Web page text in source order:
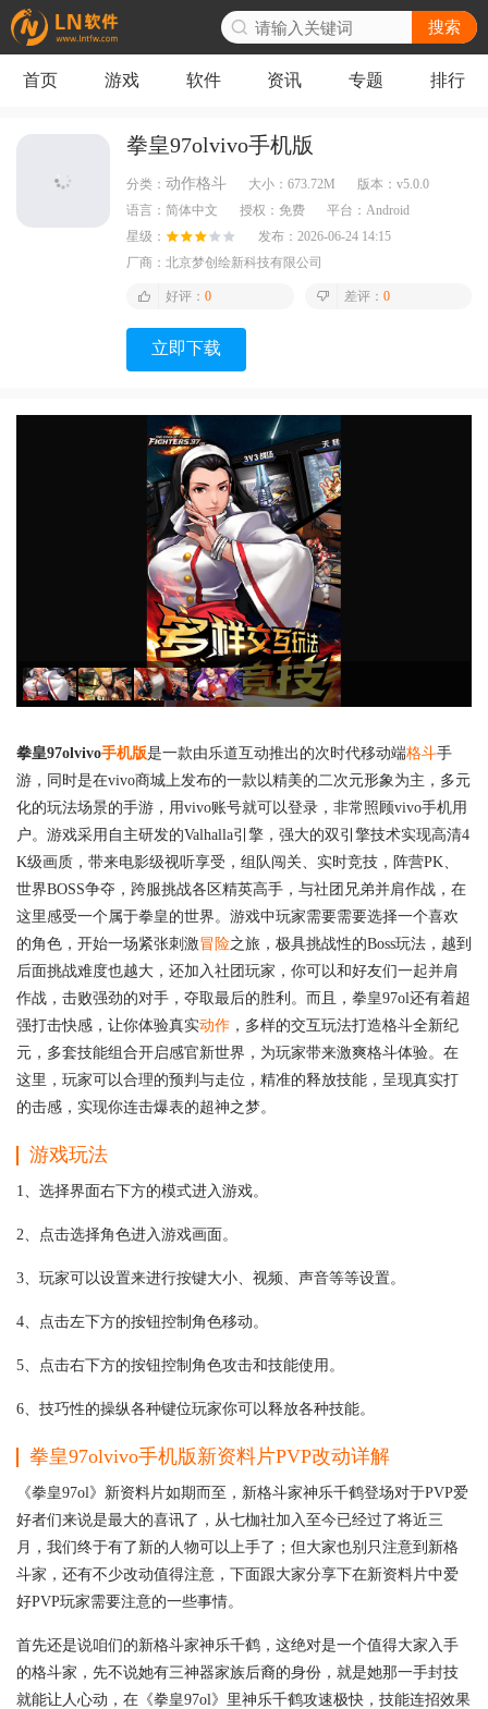
搜索
首页 游戏 软件 资讯 专题 排行
拳皇97olvivo手机版
分类： 动作格斗 大小： 673.72M 版本： v5.0.0
语言： 简体中文 授权： 免费 平台： Android
星级：
发布： 2026-06-24 14:15
厂商： 北京梦创绘新科技有限公司
好评： 0 差评： 0
立即下载
拳皇97olvivo手机版是一款由乐道互动推出的次时代移动端格斗手
游，同时是在vivo商城上发布的一款以精美的二次元形象为主，多元
化的玩法场景的手游，用vivo账号就可以登录，非常照顾vivo手机用
户。游戏采用自主研发的Valhalla引擎，强大的双引擎技术实现高清4
K级画质，带来电影级视听享受，组队闯关、实时竞技，阵营PK、
世界BOSS争夺，跨服挑战各区精英高手，与社团兄弟并肩作战，在
这里感受一个属于拳皇的世界。游戏中玩家需要需要选择一个喜欢
的角色，开始一场紧张刺激冒险之旅，极具挑战性的Boss玩法，越到
后面挑战难度也越大，还加入社团玩家，你可以和好友们一起并肩
作战，击败强劲的对手，夺取最后的胜利。而且，拳皇97ol还有着超
强打击快感，让你体验真实动作 ，多样的交互玩法打造格斗全新纪
元，多套技能组合开启感官新世界，为玩家带来激爽格斗体验。在
这里，玩家可以合理的预判与走位，精准的释放技能，呈现真实打
的击感，实现你连击爆表的超神之梦。
游戏玩法
1、选择界面右下方的模式进入游戏。
2、点击选择角色进入游戏画面。
3、玩家可以设置来进行按键大小、视频、声音等等设置。
4、点击左下方的按钮控制角色移动。
5、点击右下方的按钮控制角色攻击和技能使用。
6、技巧性的操纵各种键位玩家你可以释放各种技能。
拳皇97olvivo手机版新资料片PVP改动详解
《拳皇97ol》新资料片如期而至，新格斗家神乐千鹤登场对于PVP爱
好者们来说是最大的喜讯了，从七枷社加入至今已经过了将近三
月，我们终于有了新的人物可以上手了；但大家也别只注意到新格
斗家，还有不少改动值得注意，下面跟大家分享下在新资料片中爱
好PVP玩家需要注意的一些事情。
首先还是说咱们的新格斗家神乐千鹤，这绝对是一个值得大家入手
的格斗家，先不说她有三神器家族后裔的身份，就是她那一手封技
就能让人心动，在《拳皇97ol》里神乐千鹤攻速极快，技能连招效果